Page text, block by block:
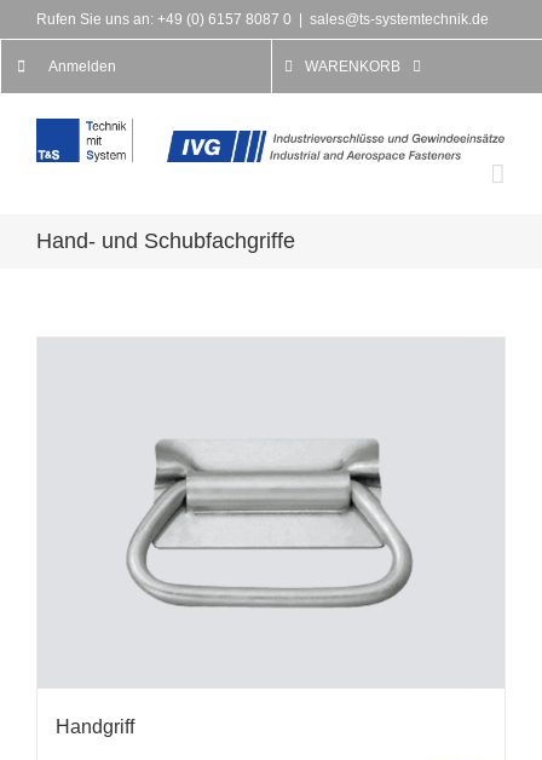
Rufen Sie uns an: +49 (0) 6157 8087 0 sales@ts-systemtechnik.de
Anmelden WARENKORB
Hand- und Schubfachgriffe
Handgriff